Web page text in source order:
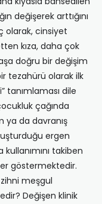
değişerek arttığını
olarak, cinsiyet
kıza, daha çok
doğru bir değişim
tezahürü olarak ilk
tanımlaması dile
çağında
ya da davranış
ergen
takiben
göstermektedir.
meşgul
Değişen klinik